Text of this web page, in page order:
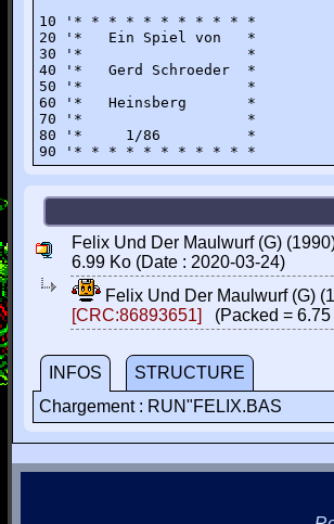
10 '* * * * * * * * * * *
20 '*   Ein Spiel von   *
30 '*                   *
40 '*   Gerd Schroeder  *
50 '*                   *
60 '*   Heinsberg       *
70 '*                   *
80 '*     1/86          *
90 '* * * * * * * * * * *
Felix Und Der Maulwurf (G)
6.99 Ko (Date : 2020-03-24)
Felix Und Der Maulwurf (G)
[CRC:86893651]
(Packed = 6.75
INFOS
STRUCTURE
Chargement : RUN"FELIX.BAS